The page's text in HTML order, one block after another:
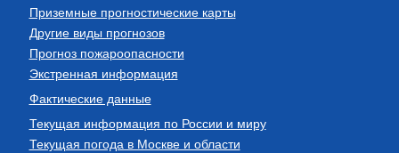
Приземные прогностические карты
Другие виды прогнозов
Прогноз пожароопасности
Экстренная информация
Фактические данные
Текущая информация по России и миру
Текущая погода в Москве и области